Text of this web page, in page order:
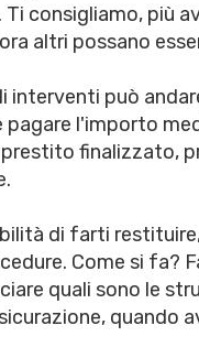
consigliamo, più
altri possano
interventi può
l'importo
finalizzato,
di farti
Come si fa?
quali sono le
quando